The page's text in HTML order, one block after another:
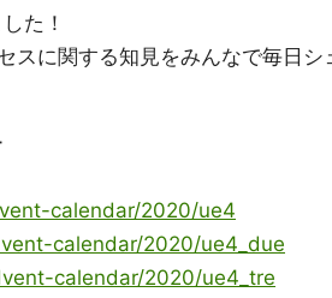
た！
に関する知見をみんなで毎日シ
calendar/2020/ue4
calendar/2020/ue4_due
calendar/2020/ue4_tre